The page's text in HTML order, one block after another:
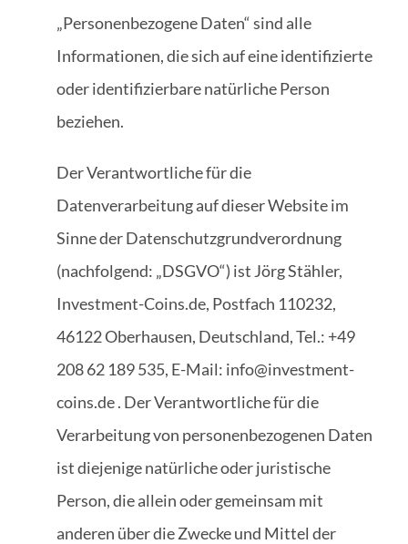
„Personenbezogene Daten“ sind alle
Informationen, die sich auf eine identifizierte
oder identifizierbare natürliche Person
beziehen.
Der Verantwortliche für die
Datenverarbeitung auf dieser Website im
Sinne der Datenschutzgrundverordnung
(nachfolgend: „DSGVO“) ist Jörg Stähler,
Investment-Coins.de, Postfach 110232,
46122 Oberhausen, Deutschland, Tel.: +49
208 62 189 535, E-Mail: info@investment-
coins.de . Der Verantwortliche für die
Verarbeitung von personenbezogenen Daten
ist diejenige natürliche oder juristische
Person, die allein oder gemeinsam mit
anderen über die Zwecke und Mittel der